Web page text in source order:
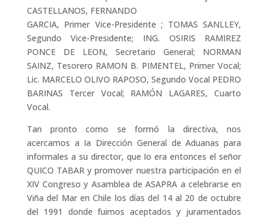
CASTELLANOS, FERNANDO
GARCIA, Primer Vice-Presidente ; TOMAS SANLLEY,
Segundo Vice-Presidente; ING. OSIRIS RAMIREZ
PONCE DE LEON, Secretario General; NORMAN
SAINZ, Tesorero RAMON B. PIMENTEL, Primer Vocal;
Lic. MARCELO OLIVO RAPOSO, Segundo Vocal PEDRO
BARINAS Tercer Vocal; RAMÓN LAGARES, Cuarto
Vocal.
Tan pronto como se formó la directiva, nos
acercamos a Ia Dirección General de Aduanas para
informales a su director, que Io era entonces el señor
QUICO TABAR y promover nuestra participación en el
XIV Congreso y Asamblea de ASAPRA a celebrarse en
Viña del Mar en Chile los días del 14 al 20 de octubre
del 1991 donde fuimos aceptados y juramentados